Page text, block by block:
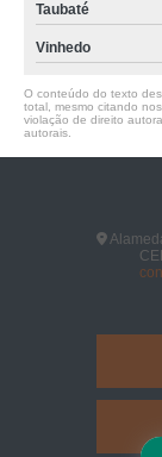
Taubaté
Vinhedo
O conteúdo do texto
total, mesmo citando
violação de direito
autorais